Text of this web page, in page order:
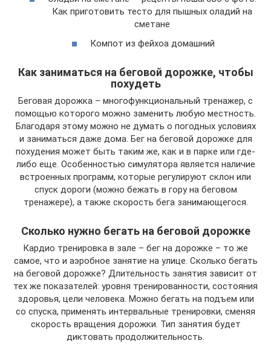
Как приготовить тесто для пышных оладий на
сметане
Компот из фейхоа домашний
Как заниматься на беговой дорожке, чтобы
похудеть
Беговая дорожка – многофункциональный тренажер, с
помощью которого можно заменить любую местность.
Благодаря этому можно не думать о погодных условиях
и заниматься даже дома. Бег на беговой дорожке для
похудения может быть таким же, как и в парке или где-
либо еще. Особенностью симулятора является наличие
встроенных программ, которые регулируют склон или
спуск дороги (можно бежать в гору на беговом
тренажере), а также скорость бега занимающегося.
Сколько нужно бегать на беговой дорожке
Кардио тренировка в зале – бег на дорожке – то же
самое, что и аэробное занятие на улице. Сколько бегать
на беговой дорожке? Длительность занятия зависит от
тех же показателей: уровня тренированности, состояния
здоровья, цели человека. Можно бегать на подъем или
со спуска, применять интервальные тренировки, сменяя
скорость вращения дорожки. Тип занятия будет
диктовать продолжительность.